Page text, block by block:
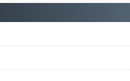
通報
はいらないよ
64% 36%